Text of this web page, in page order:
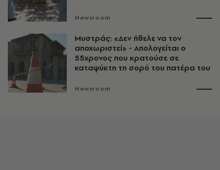
Newsroom
Μυστράς: «Δεν ήθελε να τον
αποχωριστεί» - Απολογείται ο
55χρονος που κρατούσε σε
καταψύκτη τη σορό του πατέρα του
Newsroom